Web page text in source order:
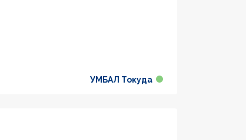
УМБАЛ Токуда